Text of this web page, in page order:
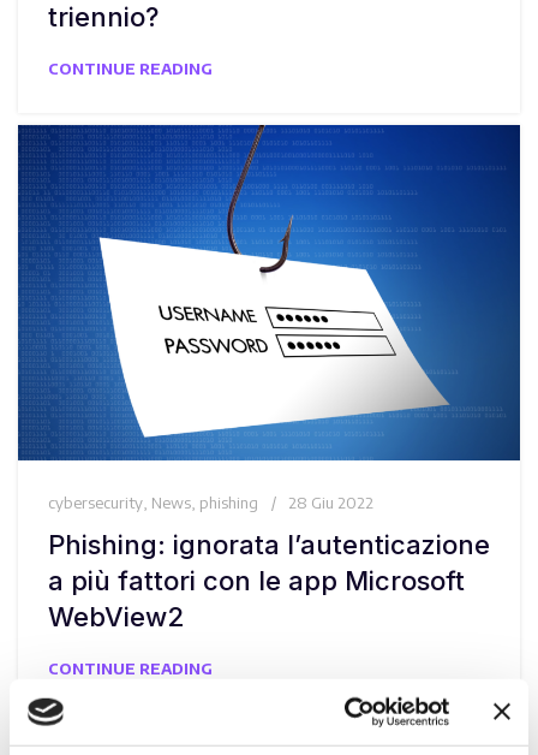
triennio?
CONTINUE READING
cybersecurity News phishing 28 Giu 2022
Phishing: ignorata l’autenticazione
a più fattori con le app Microsoft
WebView2
CONTINUE READING